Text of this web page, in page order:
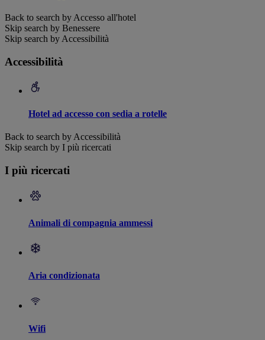
Back to search by Accesso all'hotel
Skip search by Benessere
Skip search by Accessibilità
Accessibilità
Hotel ad accesso con sedia a rotelle
Back to search by Accessibilità
Skip search by I più ricercati
I più ricercati
Animali di compagnia ammessi
Aria condizionata
Wifi